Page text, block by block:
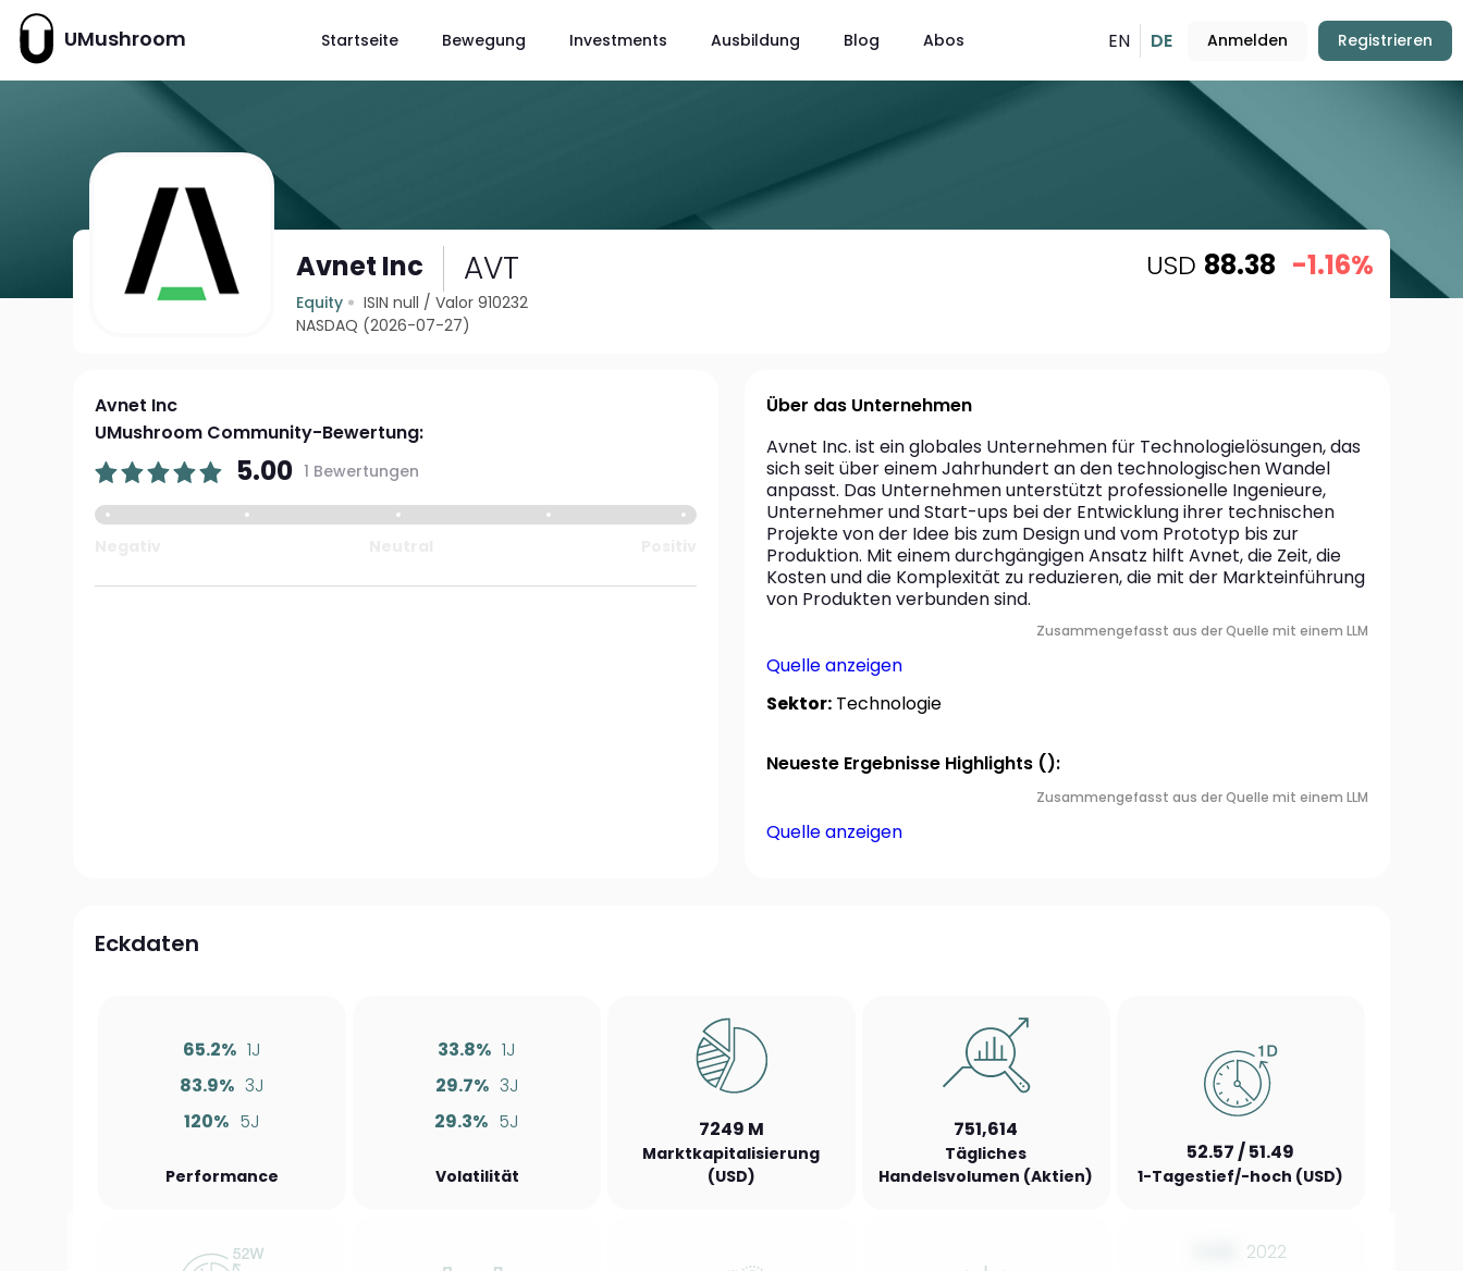
UMushroom Startseite Bewegung Investments Ausbildung Blog Abos EN DE Anmelden Registrieren
Avnet Inc AVT
Equity ISIN null /Valor 910232
NASDAQ (2026-07-27)
USD 88.38 -1.16%
Avnet Inc
UMushroom Community-Bewertung:
5.00 1 Bewertungen
Über das Unternehmen
Avnet Inc. ist ein globales Unternehmen für Technologielösungen, das
sich seit über einem Jahrhundert an den technologischen Wandel
anpasst. Das Unternehmen unterstützt professionelle Ingenieure,
Unternehmer und Start-ups bei der Entwicklung ihrer technischen
Projekte von der Idee bis zum Design und vom Prototyp bis zur
Produktion. Mit einem durchgängigen Ansatz hilft Avnet, die Zeit, die
Kosten und die Komplexität zu reduzieren, die mit der Markteinführung
von Produkten verbunden sind.
Zusammengefasst aus der Quelle mit einem LLM
Quelle anzeigen
Sektor: Technologie
Neueste Ergebnisse Highlights ():
Zusammengefasst aus der Quelle mit einem LLM
Quelle anzeigen
Eckdaten
65.2% 1J
83.9% 3J
120% 5J
Performance
33.8% 1J
29.7% 3J
29.3% 5J
Volatilität
7249 M
Marktkapitalisierung
(USD)
751,614
Tägliches
Handelsvolumen (Aktien)
52.57 / 51.49
1-Tagestief/-hoch (USD)
2022